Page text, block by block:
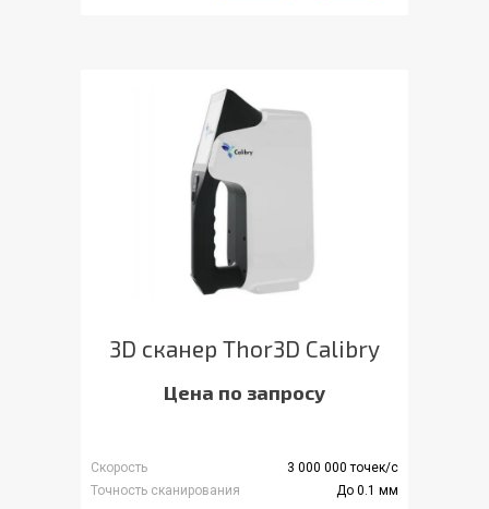
3D сканер Thor3D Calibry
Цена по запросу
Скорость
3 000 000 точек/с
Точность сканирования
До 0.1 мм